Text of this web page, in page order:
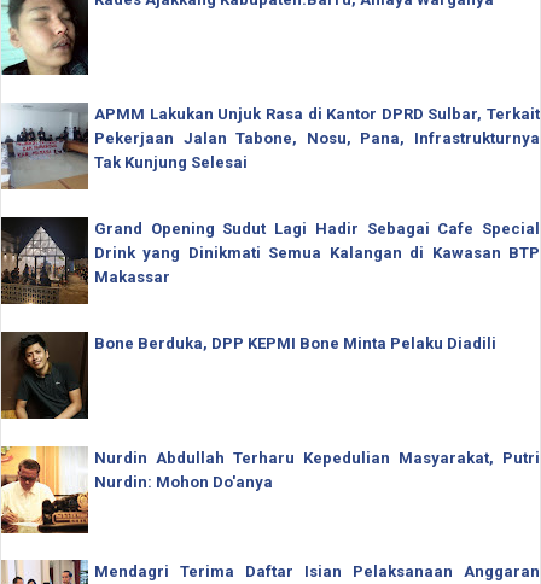
APMM Lakukan Unjuk Rasa di Kantor DPRD Sulbar, Terkait
Pekerjaan Jalan Tabone, Nosu, Pana, Infrastrukturnya
Tak Kunjung Selesai
Grand Opening Sudut Lagi Hadir Sebagai Cafe Special
Drink yang Dinikmati Semua Kalangan di Kawasan BTP
Makassar
Bone Berduka, DPP KEPMI Bone Minta Pelaku Diadili
Nurdin Abdullah Terharu Kepedulian Masyarakat, Putri
Nurdin: Mohon Do'anya
Mendagri Terima Daftar Isian Pelaksanaan Anggaran